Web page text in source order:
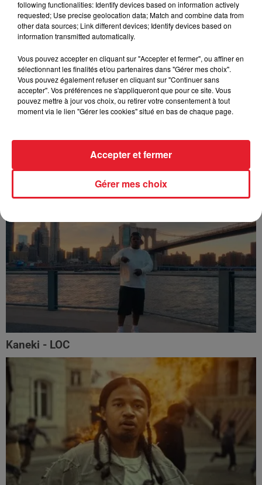
FOLA & Victony - golibe
Franglish & Keblack - Génération Impolie
Kaneki - LOC
following functionalities: Identify devices based on information actively
requested; Use precise geolocation data; Match and combine data from
other data sources; Link different devices; Identify devices based on
information transmitted automatically.
Vous pouvez accepter en cliquant sur "Accepter et fermer", ou affiner en
sélectionnant les finalités et/ou partenaires dans "Gérer mes choix".
Vous pouvez également refuser en cliquant sur "Continuer sans
accepter". Vos préférences ne s'appliqueront que pour ce site. Vous
pouvez mettre à jour vos choix, ou retirer votre consentement à tout
moment via le lien "Gérer les cookies" situé en bas de chaque page.
Gérer mes choix
Accepter et fermer